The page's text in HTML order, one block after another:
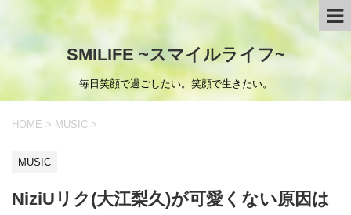
SMILIFE ~スマイルライフ~
毎日笑顔で過ごしたい。笑顔で生きたい。
HOME > MUSIC >
MUSIC
NiziUリク(大江梨久)が可愛くない原因は